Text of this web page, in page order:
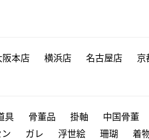
阪本店 横浜店 名古屋店 京
具 骨董品 掛軸 中国骨董
ガレ 浮世絵 珊瑚 着